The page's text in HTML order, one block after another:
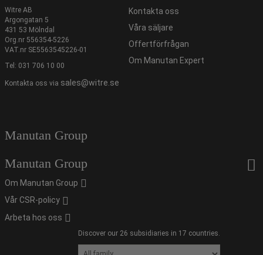
Witre AB
Argongatan 5
431 53 Mölndal
Org.nr 556354-5226
VAT.nr SE5563545226-01
Tel: 031 706 10 00
Kontakta oss via sales@witre.se
Kontakta oss
Våra säljare
Offertförfrågan
Om Manutan Expert
Manutan Group
Manutan Group
Om Manutan Group
Vår CSR-policy
Arbeta hos oss
Discover our 26 subsidiaries in 17 countries.